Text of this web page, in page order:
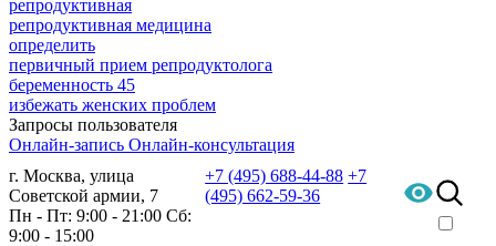
репродуктивная
репродуктивная медицина
определить
первичный прием репродуктолога
беременность 45
избежать женских проблем
Запросы пользователя
Онлайн-запись Онлайн-консультация
г. Москва, улица
Советской армии, 7
Пн - Пт: 9:00 - 21:00 Сб:
9:00 - 15:00
+7 (495) 688-44-88 +7
(495) 662-59-36